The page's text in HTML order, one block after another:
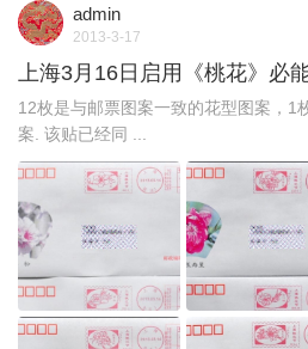
admin
2013-3-17
上海3月16日启用《桃花》必
12枚是与邮票图案一致的花型图案，1
案. 该贴已经同 ...